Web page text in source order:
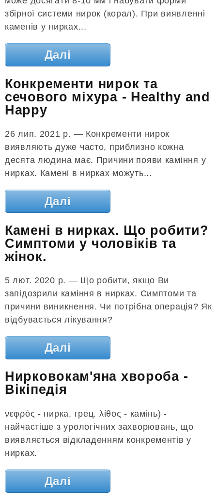
збірної системи нирок (корал). При виявленні
каменів у нирках...
Далі
Конкременти нирок та
сечового міхура - Healthy and
Happy
26 лип. 2021 р. — Конкременти нирок
виявляють дуже часто, приблизно кожна
десята людина має. Причини появи каміння у
нирках. Камені в нирках можуть...
Далі
Камені в нирках. Що робити?
Симптоми у чоловіків та
жінок.
5 лют. 2020 р. — Що робити, якщо Ви
запідозрили каміння в нирках. Симптоми та
причини виникнення. Чи потрібна операція? Як
відбувається лікування?
Далі
Нирковокам'яна хвороба -
Вікіпедія
νεφρός - нирка, грец. λίθος - камінь) -
найчастіше з урологічних захворювань, що
виявляється відкладенням конкрементів у
нирках.
Далі